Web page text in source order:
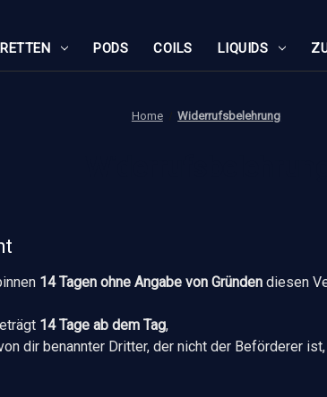
PODS COILS LIQUIDS
Home Widerrufsbelehrung
14 Tagen ohne Angabe von Gründen diesen
14 Tage ab dem Tag,
dir benannter Dritter, der nicht der Beförderer